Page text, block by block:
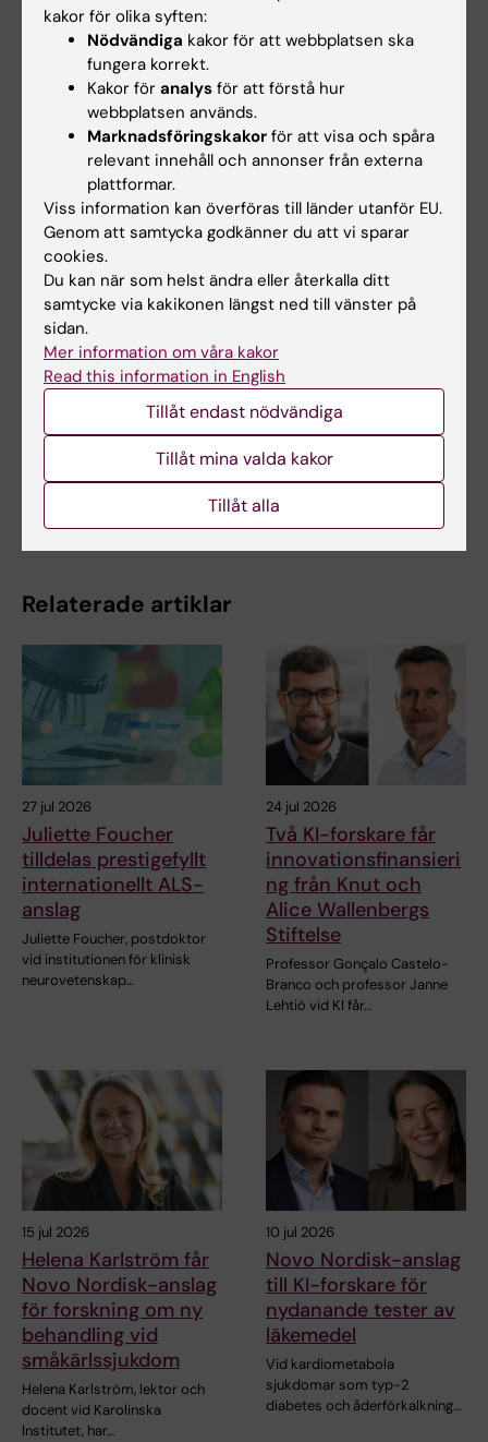
Mer läsning
Pressmeddelande från KAW
Nyhet från SciLifeLab (på engelska)
Rektors bloggpost om KAW:s satsning
Tags
Anslag Finansiering SciLifeLab
2020-10-20
Relaterade artiklar
27 jul 2026
Juliette Foucher
tilldelas prestigefyllt
internationellt ALS-
anslag
Juliette Foucher, postdoktor
vid institutionen för klinisk
neurovetenskap…
24 jul 2026
Två KI-forskare får
innovationsfinansieri
ng från Knut och
Alice Wallenbergs
Stiftelse
Professor Gonçalo Castelo-
Branco och professor Janne
Lehtiö vid KI får…
15 jul 2026
Helena Karlström får
Novo Nordisk-anslag
för forskning om ny
behandling vid
småkärlssjukdom
Helena Karlström, lektor och
docent vid Karolinska
Institutet, har…
10 jul 2026
Novo Nordisk-anslag
till KI-forskare för
nydanande tester av
läkemedel
Vid kardiometabola
sjukdomar som typ-2
diabetes och åderförkalkning…
kakor för olika syften:
Nödvändiga kakor för att webbplatsen ska
fungera korrekt.
Kakor för analys för att förstå hur
webbplatsen används.
Marknadsföringskakor för att visa och spåra
relevant innehåll och annonser från externa
plattformar.
Viss information kan överföras till länder utanför EU.
Genom att samtycka godkänner du att vi sparar
cookies.
Du kan när som helst ändra eller återkalla ditt
samtycke via kakikonen längst ned till vänster på
sidan.
Mer information om våra kakor
Read this information in English
Tillåt endast nödvändiga
Tillåt mina valda kakor
Tillåt alla